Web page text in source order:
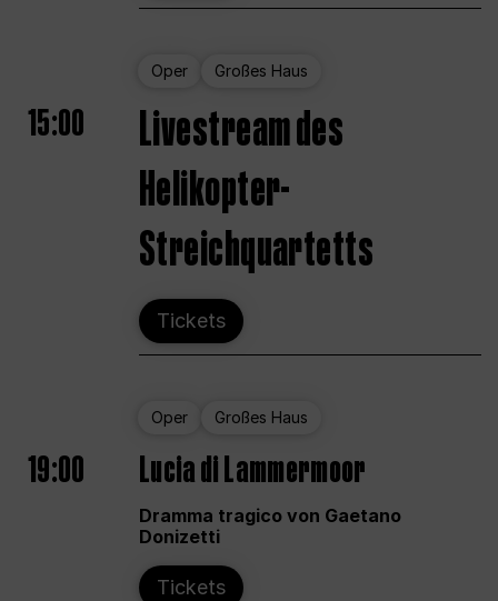
Oper Großes Haus
15:00
Livestream des
Helikopter-
Streichquartetts
Tickets
Oper Großes Haus
19:00 Lucia di Lammermoor
Dramma tragico von Gaetano
Donizetti
Tickets